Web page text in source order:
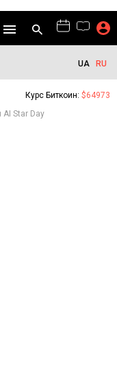
UA RU
Курс Биткоин: $64973
Star Day